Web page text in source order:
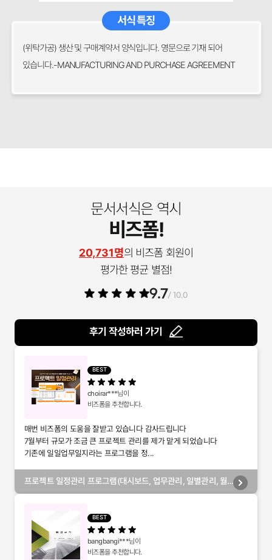
서식 특징
(위탁가공) 생산 및 구매계약서 양식입니다. 영문으로 기재 되어
있습니다.-MANUFACTURING AND PURCHASE AGREEMENT
문서서식은 역시
비즈폼!
20,731명의 비즈폼 회원이
평가한 평균 별점!
9.7/ 10.0
후기 작성하러 가기
BEST
choirar***님이
비즈폼을 추천합니다.
매번 비즈폼의 도움을 잘받고 있습니다 감사드립니다
7월부터 규모가 조금 큰 프로젝트 관리를 제가 맡게 되었습니다
기존에 일일업무일지라는 프로그램을 정...
프로젝트 일정관리 프로그램(대시보드, 업무관리, 일별관리, 월
BEST
bangbangi***님이
비즈폼을 추천합니다.